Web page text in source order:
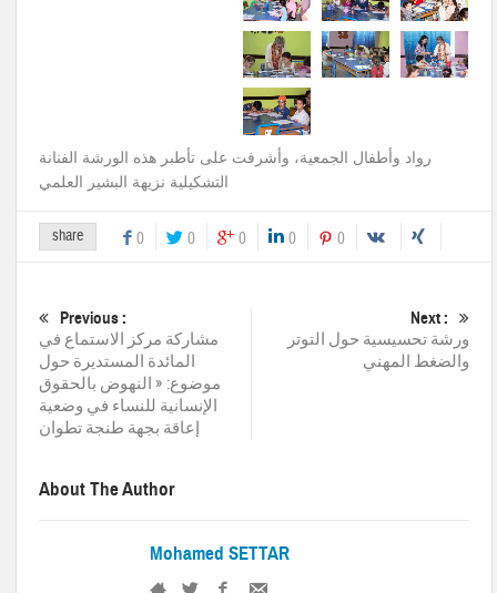
رواد وأطفال الجمعية، وأشرفت على تأطبر هذه الورشة الفنانة
التشكيلية نزيهة البشير العلمي
share 0 0 0 0 0
Previous :
مشاركة مركز الاستماع في
المائدة المستديرة حول
موضوع: « النهوض بالحقوق
الإنسانية للنساء في وضعية
إعاقة بجهة طنجة تطوان
Next :
ورشة تحسيسية حول التوتر
والضغط المهني
About The Author
Mohamed SETTAR